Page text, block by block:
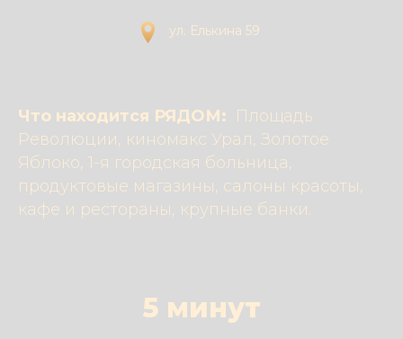
ул. Елькина 59
Что находится РЯДОМ: Площадь
Революции, киномакс Урал, Золотое
Яблоко, 1-я городская больница,
продуктовые магазины, салоны красоты,
кафе и рестораны, крупные банки.
5 минут